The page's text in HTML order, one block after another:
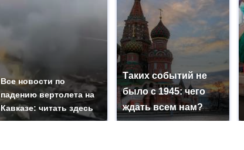
Все новости по
падению вертолета на
Кавказе: читать здесь
Таких событий не
было с 1945: чего
ждать всем нам?